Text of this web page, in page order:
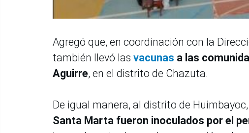
Agregó que, en coordinación con la
también llevó las vacunas a las
Aguirre, en el distrito de Chazuta.
De igual manera, al distrito de
Santa Marta fueron inoculados por el